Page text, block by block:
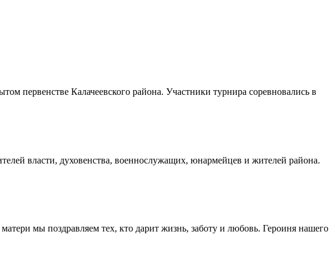
первенстве Калачеевского района. Участники турнира соревновались в
власти, духовенства, военнослужащих, юнармейцев и жителей района.
мы поздравляем тех, кто дарит жизнь, заботу и любовь. Героиня нашего